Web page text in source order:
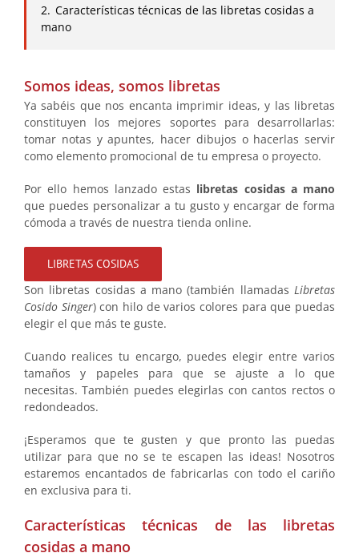
2. Características técnicas de las libretas cosidas a
mano
Somos ideas, somos libretas
Ya sabéis que nos encanta imprimir ideas, y las libretas
constituyen los mejores soportes para desarrollarlas:
tomar notas y apuntes, hacer dibujos o hacerlas servir
como elemento promocional de tu empresa o proyecto.
Por ello hemos lanzado estas libretas cosidas a mano
que puedes personalizar a tu gusto y encargar de forma
cómoda a través de nuestra tienda online.
LIBRETAS COSIDAS
Son libretas cosidas a mano (también llamadas Libretas
Cosido Singer) con hilo de varios colores para que puedas
elegir el que más te guste.
Cuando realices tu encargo, puedes elegir entre varios
tamaños y papeles para que se ajuste a lo que
necesitas. También puedes elegirlas con cantos rectos o
redondeados.
¡Esperamos que te gusten y que pronto las puedas
utilizar para que no se te escapen las ideas! Nosotros
estaremos encantados de fabricarlas con todo el cariño
en exclusiva para ti.
Características técnicas de las libretas
cosidas a mano